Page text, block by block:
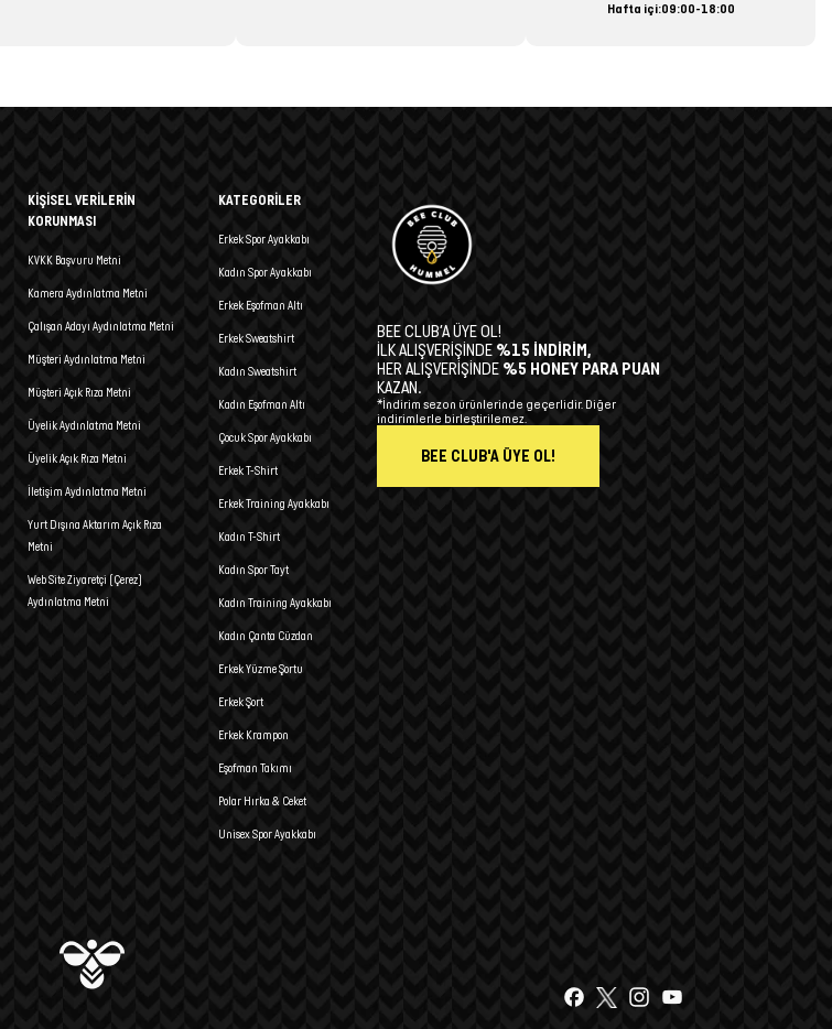
Hafta içi:09:00-18:00
KİŞİSEL VERİLERİN
KORUNMASI
KVKK Başvuru Metni
Kamera Aydınlatma Metni
Çalışan Adayı Aydınlatma Metni
Müşteri Aydınlatma Metni
Müşteri Açık Rıza Metni
Üyelik Aydınlatma Metni
Üyelik Açık Rıza Metni
İletişim Aydınlatma Metni
Yurt Dışına Aktarım Açık Rıza
Metni
Web Site Ziyaretçi (Çerez)
Aydınlatma Metni
KATEGORİLER
Erkek Spor Ayakkabı
Kadın Spor Ayakkabı
Erkek Eşofman Altı
Erkek Sweatshirt
Kadın Sweatshirt
Kadın Eşofman Altı
Çocuk Spor Ayakkabı
Erkek T-Shirt
Erkek Training Ayakkabı
Kadın T-Shirt
Kadın Spor Tayt
Kadın Training Ayakkabı
Kadın Çanta Cüzdan
Erkek Yüzme Şortu
Erkek Şort
Erkek Krampon
Eşofman Takımı
Polar Hırka & Ceket
Unisex Spor Ayakkabı
BEE CLUB’A ÜYE OL!
İLK ALIŞVERİŞİNDE %15 İNDİRİM,
HER ALIŞVERİŞİNDE %5 HONEY PARA PUAN
KAZAN.
*İndirim sezon ürünlerinde geçerlidir. Diğer
indirimlerle birleştirilemez.
BEE CLUB'A ÜYE OL!